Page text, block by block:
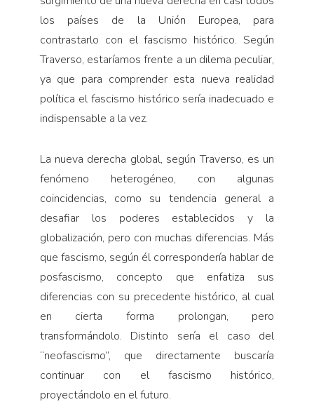
los países de la Unión Europea, para
contrastarlo con el fascismo histórico. Según
Traverso, estaríamos frente a un dilema peculiar,
ya que para comprender esta nueva realidad
política el fascismo histórico sería inadecuado e
indispensable a la vez.
La nueva derecha global, según Traverso, es un
fenómeno heterogéneo, con algunas
coincidencias, como su tendencia general a
desafiar los poderes estableci­dos y la
globalización, pero con muchas diferencias. Más
que fascismo, según él correspondería hablar de
posfascismo, concepto que enfatiza sus
diferencias con su precedente histórico, al cual
en cierta forma prolongan, pero
transformándolo. Distinto sería el caso del
“neofascismo”, que directamente buscaría
continuar con el fascismo histórico,
proyectándolo en el futuro.